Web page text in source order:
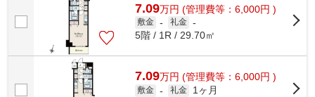
7.09万円 (管理費等：6,000円 )
敷金 - 礼金 -
5階 / 1R / 29.70㎡
7.09万円 (管理費等：6,000円 )
敷金 - 礼金
1ヶ月